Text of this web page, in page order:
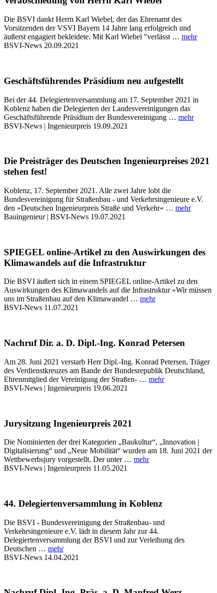
Die BSVI dankt Herrn Karl Wiebel, der das Ehrenamt des
Vorsitzenden der VSVI Bayern 14 Jahre lang erfolgreich und
äußerst engagiert bekleidete. Mit Karl Wiebel "verlässt … mehr
BSVI-News 20.09.2021
Geschäftsführendes Präsidium neu aufgestellt
Bei der 44. Delegiertenversammlung am 17. September 2021 in
Koblenz haben die Delegierten der Landesvereinigungen das
Geschäftsführende Präsidium der Bundesvereinigung … mehr
BSVI-News | Ingenieurpreis 19.09.2021
Die Preisträger des Deutschen Ingenieurpreises 2021
stehen fest!
Koblenz, 17. September 2021. Alle zwei Jahre lobt die
Bundesvereinigung für Straßenbau - und Verkehrsingenieure e.V.
den »Deutschen Ingenieurpreis Straße und Verkehr« … mehr
Bauingenieur | BSVI-News 19.07.2021
SPIEGEL online-Artikel zu den Auswirkungen des
Klimawandels auf die Infrastruktur
Die BSVI äußert sich in einem SPIEGEL online-Artikel zu den
Auswirkungen des Klimawandels auf die Infrastruktur »Wir müssen
uns im Straßenbau auf den Klimawandel … mehr
BSVI-News 11.07.2021
Nachruf Dir. a. D. Dipl.-Ing. Konrad Petersen
Am 28. Juni 2021 verstarb Herr Dipl.-Ing. Konrad Petersen, Träger
des Verdienstkreuzes am Bande der Bundesrepublik Deutschland,
Ehrenmitglied der Vereinigung der Straßen- … mehr
BSVI-News | Ingenieurpreis 19.06.2021
Jurysitzung Ingenieurpreis 2021
Die Nominierten der drei Kategorien „Baukultur“, „Innovation |
Digitalisierung“ und „Neue Mobilität“ wurden am 18. Juni 2021 der
Wettbewerbsjury vorgestellt. Der unter … mehr
BSVI-News | Ingenieurpreis 11.05.2021
44. Delegiertenversammlung in Koblenz
Die BSVI - Bundesvereinigung der Straßenbau- und
Verkehrsingenieure e.V. lädt in diesem Jahr zur 44.
Delegiertenversammlung der BSVI und zur Verleihung des
Deutschen … mehr
BSVI-News 14.04.2021